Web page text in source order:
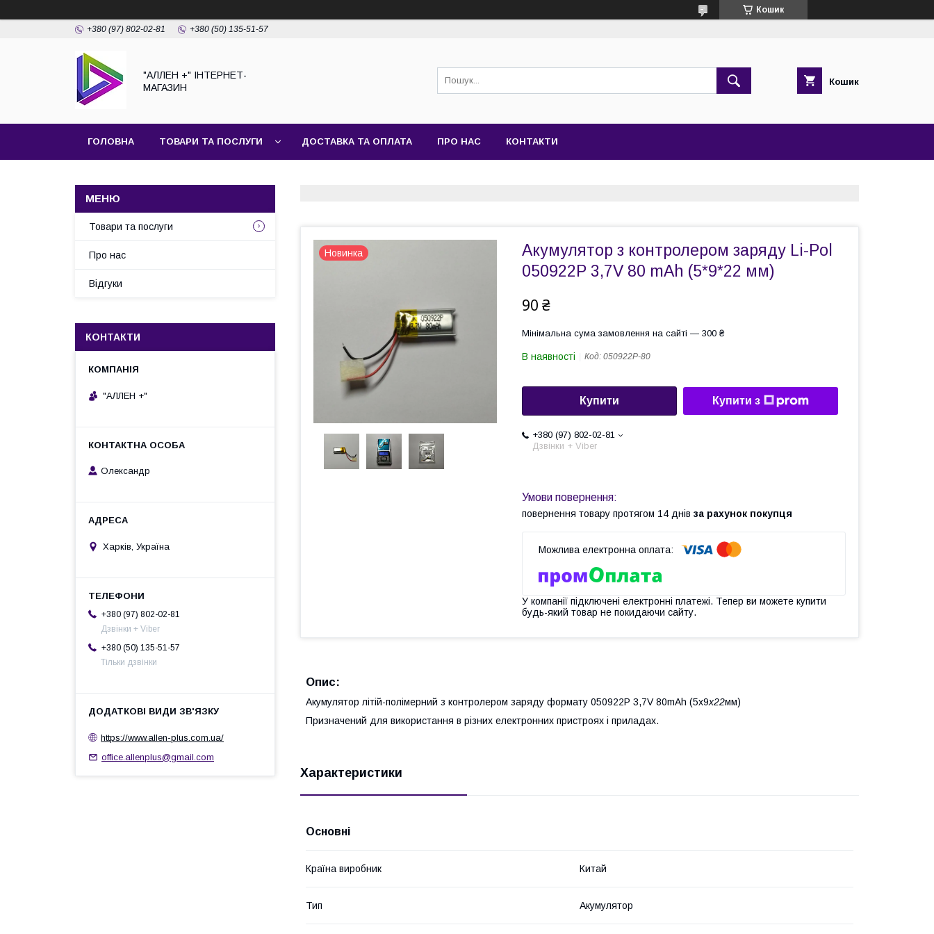
Кошик
+380 (97) 802-02-81 +380 (50) 135-51-57
"АЛЛЕН +" ІНТЕРНЕТ-
МАГАЗИН
Кошик
ГОЛОВНА ТОВАРИ ТА ПОСЛУГИ ДОСТАВКА ТА ОПЛАТА ПРО НАС КОНТАКТИ
Новинка
Акумулятор з контролером заряду Li-Pol
050922P 3,7V 80 mAh (5*9*22 мм)
90 ₴
Мінімальна сума замовлення на сайті — 300 ₴
В наявності Код: 050922P-80
Купити Купити з
+380 (97) 802-02-81
Дзвінки + Viber
повернення товару протягом 14 днів за рахунок покупця
У компанії підключені електронні платежі. Тепер ви можете купити
будь-який товар не покидаючи сайту.
Опис:
Акумулятор літій-полімерний з контролером заряду формату 050922P 3,7V 80mAh (5х9x22мм)
Призначений для використання в різних електронних пристроях і приладах.
Характеристики
Основні
Країна виробник Китай
Тип Акумулятор
Товари та послуги
Про нас
Відгуки
КОНТАКТИ
"АЛЛЕН +"
Олександр
Харків, Україна
+380 (97) 802-02-81
Дзвінки + Viber
+380 (50) 135-51-57
Тільки дзвінки
https://www.allen-plus.com.ua/
office.allenplus@gmail.com